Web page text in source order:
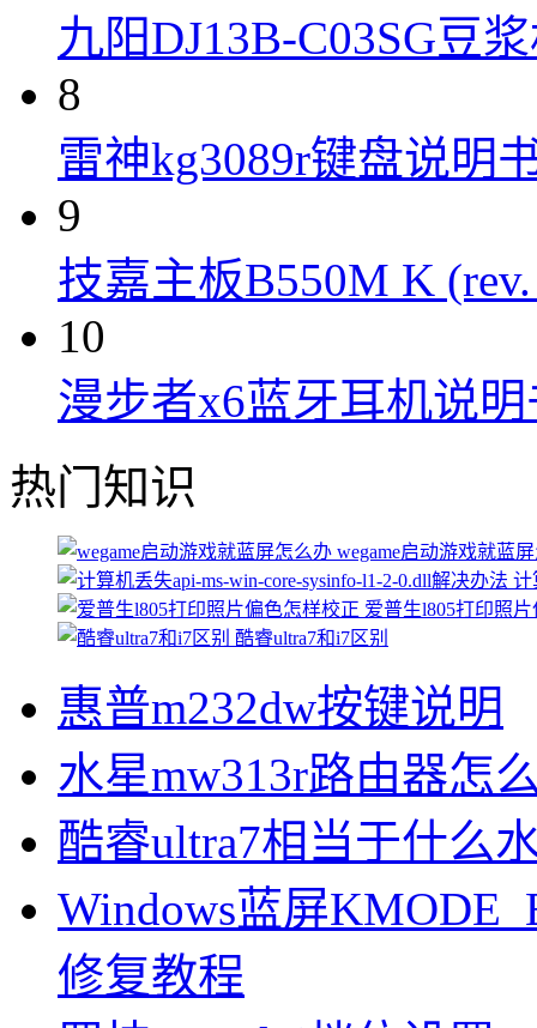
九阳DJ13B-C03SG豆
8
雷神kg3089r键盘说明
9
技嘉主板B550M K
10
漫步者x6蓝牙耳机说明
热门知识
wegame启动游戏就蓝
计
爱普生l805打印照
酷睿ultra7和i7区别
惠普m232dw按键说明
水星mw313r路由器怎
酷睿ultra7相当于什么
Windows蓝屏
修复教程